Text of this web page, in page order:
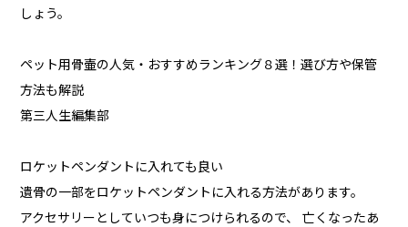
しょう。
ペット用骨壷の人気・おすすめランキング８選！選び方や保管
方法も解説
第三人生編集部
ロケットペンダントに入れても良い
遺骨の一部をロケットペンダントに入れる方法があります。
アクセサリーとしていつも身につけられるので、 亡くなったあ